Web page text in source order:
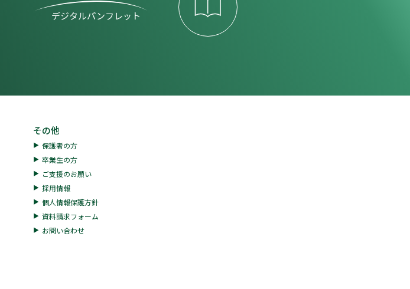
デジタルパンフレット
その他
保護者の方
卒業生の方
ご支援のお願い
採用情報
個人情報保護方針
資料請求フォーム
お問い合わせ